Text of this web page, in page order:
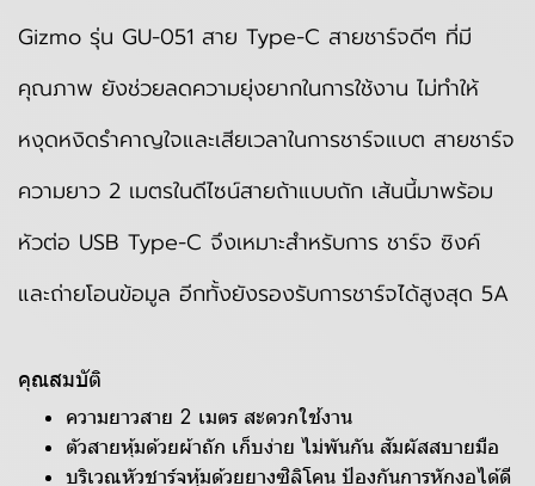
Gizmo รุ่น GU-051 สาย Type-C สายชาร์จดีๆ ที่มี
คุณภาพ ยังช่วยลดความยุ่งยากในการใช้งาน ไม่ทำให้
หงุดหงิดรำคาญใจและเสียเวลาในการชาร์จแบต สายชาร์จ
ความยาว 2 เมตรในดีไซน์สายถ้าแบบถัก เส้นนี้มาพร้อม
หัวต่อ USB Type-C จึงเหมาะสำหรับการ ชาร์จ ซิงค์
และถ่ายโอนข้อมูล อีกทั้งยังรองรับการชาร์จได้สูงสุด 5A
คุณสมบัติ
ความยาวสาย 2 เมตร สะดวกใช้งาน
ตัวสายหุ้มด้วยผ้าถัก เก็บง่าย ไม่พันกัน สัมผัสสบายมือ
บริเวณหัวชาร์จหุ้มด้วยยางซิลิโคน ป้องกันการหักงอได้ดี